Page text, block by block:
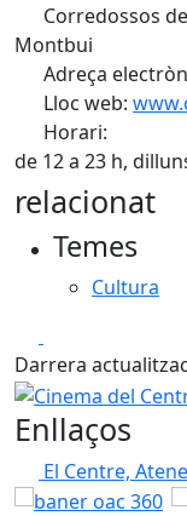
Corredossos
Montbui
Adreça
Lloc web:
Horari:
de 12 a 23 h,
relacionat
Temes
Cultura
Darrera
Cinema del
Enllaços
El Centre,